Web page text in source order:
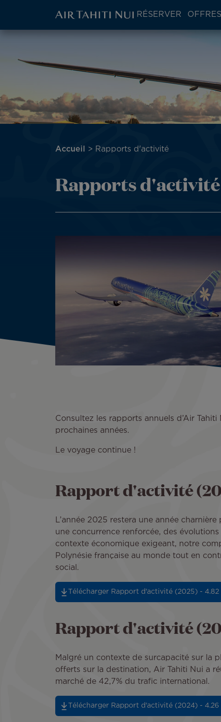
contenu
ATN:
Main
RÉSERVER
Fil
Accueil Rapports d'activité
Rapports d'activité
Consultez les rapports annuels d’Air
prochaines années.
Le voyage continue !
Rapport d'activité
L’année 2025 restera une année
une concurrence renforcée, des
contexte économique exigeant, notre
Polynésie française au monde tout en
social.
Télécharger Rapport d'activité (2025) - 4.82
Rapport d'activité
Malgré un contexte de surcapacité sur la
offerts sur la destination, Air Tahiti Nui a
marché de 42,7% du trafic international.
Télécharger Rapport d'activité (2024) - 4.26